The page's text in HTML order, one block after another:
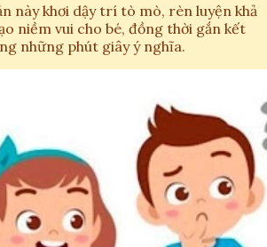
này khơi dậy trí tò mò, rèn luyện khả
niềm vui cho bé, đồng thời gắn kết
những phút giây ý nghĩa.